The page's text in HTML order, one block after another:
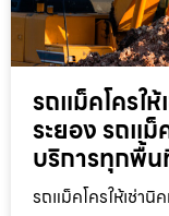
รถแม็คโครใ
ระยอง รถแม็
บริการทุกพื้น
รถแม็คโครให้เช่านิ